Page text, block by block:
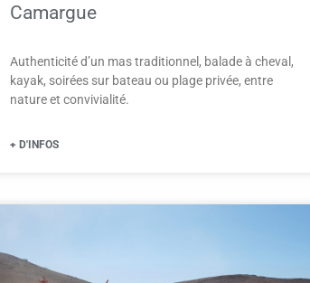
Camargue
Authenticité d’un mas traditionnel, balade à cheval,
kayak, soirées sur bateau ou plage privée, entre
nature et convivialité.
+ D'INFOS